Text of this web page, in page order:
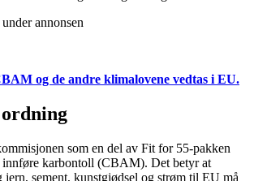
annonsen
og de andre klimalovene vedtas i EU.
som en del av Fit for 55-pakken
innføre karbontoll (CBAM). Det betyr at
jern, sement, kunstgjødsel og strøm til EU må